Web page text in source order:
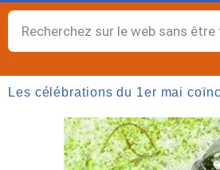
Rechercher
Les célébrations du 1er mai